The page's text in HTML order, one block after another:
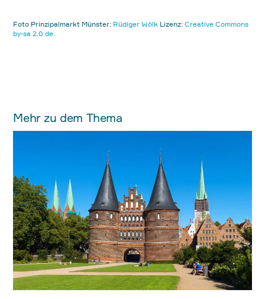
Foto Prinzipalmarkt Münster: Rüdiger Wölk Lizenz:Creative Commons
by-sa 2.0 de.
Mehr zu dem Thema